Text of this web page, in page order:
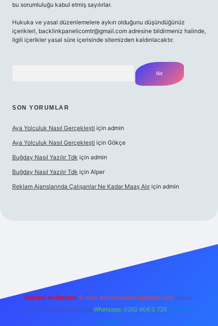
bu sorumluluğu kabul etmiş sayılırlar.
Hukuka ve yasal düzenlemelere aykırı olduğunu düşündüğünüz
içerikleri, backlinkpanelicomtr@gmail.com adresine bildirmeniz halinde,
ilgili içerikler yasal süre içerisinde sitemizden kaldırılacaktır.
SON YORUMLAR
Aya Yolculuk Nasıl Gerçekleşti için admin
Aya Yolculuk Nasıl Gerçekleşti için Gökçe
Buğday Nasıl Yazılır Tdk için admin
Buğday Nasıl Yazılır Tdk için Alper
Reklam Ajanslarında Çalışanlar Ne Kadar Maaş Alır için admin
Reklam ve İletişim: E-mail: backlinkpaneli@gmail.com Teams:
forumhizmeti@gmail.com Whatsapp: 0262 606 0 726 Telegram:
@karabul